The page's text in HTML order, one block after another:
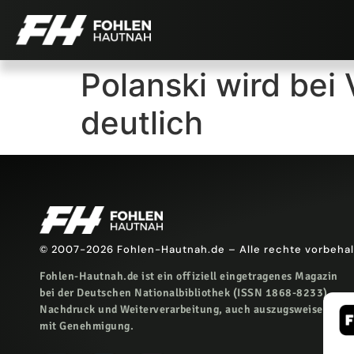
Polanski wird bei
deutlich
© 2007-2026 Fohlen-Hautnah.de – Alle rechte
Fohlen-Hautnah.de ist ein offiziell eingetragenes Magazin
bei der Deutschen Nationalbibliothek (ISSN 1868-8233).
Nachdruck und Weiterverarbeitung, auch auszugsweise, nur
mit Genehmigung.